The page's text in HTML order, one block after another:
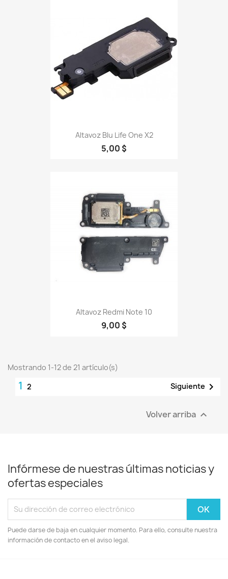
Altavoz Blu Life One X2
5,00 $
Altavoz Redmi Note 10
9,00 $
Mostrando 1-12 de 21 artículo(s)
1 2 Siguiente 
Volver arriba 
Infórmese de nuestras últimas noticias y
ofertas especiales
Puede darse de baja en cualquier momento. Para ello, consulte nuestra
información de contacto en el aviso legal.